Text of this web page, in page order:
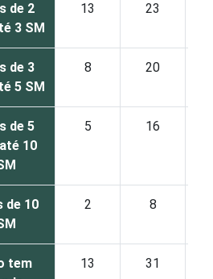
de 2
3 SM
13 23
de 3
5 SM
8 20
de 5
10
5 16
de 10
2 8
tem
13 31